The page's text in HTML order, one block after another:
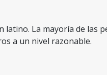
latino. La mayoría de las
a un nivel razonable.